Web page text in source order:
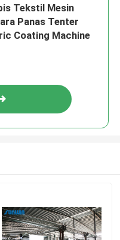
Tekstil Mesin
Panas Tenter
Coating Machine